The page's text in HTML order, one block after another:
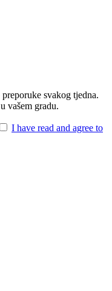
svakog tjedna.
vašem gradu.
I have read and agree to